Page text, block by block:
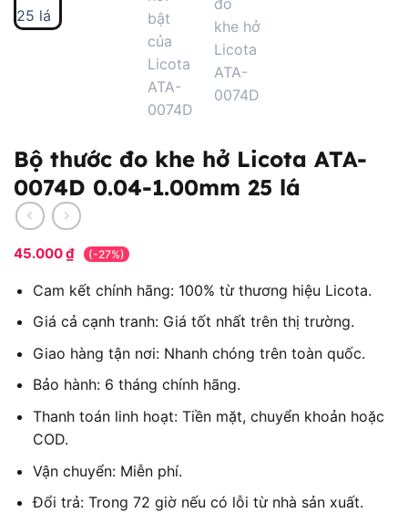
Bộ thước đo khe hở Licota ATA-
0074D 0.04-1.00mm 25 lá
45.000₫ (-27%)
Cam kết chính hãng: 100% từ thương hiệu Licota.
Giá cả cạnh tranh: Giá tốt nhất trên thị trường.
Giao hàng tận nơi: Nhanh chóng trên toàn quốc.
Bảo hành: 6 tháng chính hãng.
Thanh toán linh hoạt: Tiền mặt, chuyển khoản hoặc
COD.
Vận chuyển: Miễn phí.
Đổi trả: Trong 72 giờ nếu có lỗi từ nhà sản xuất.